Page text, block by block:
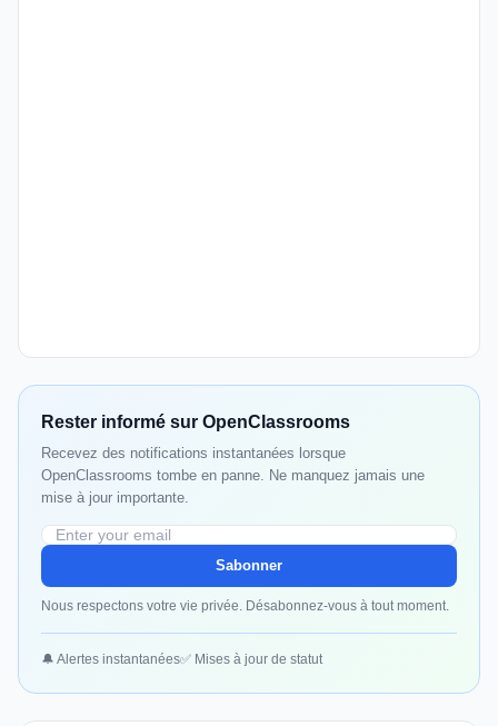
Rester informé sur OpenClassrooms
Recevez des notifications instantanées lorsque
OpenClassrooms tombe en panne. Ne manquez jamais une
mise à jour importante.
Sabonner
Nous respectons votre vie privée. Désabonnez-vous à tout moment.
🔔 Alertes instantanées✅ Mises à jour de statut